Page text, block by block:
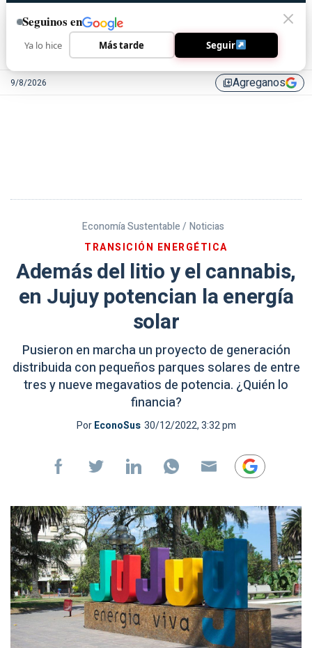
9/8/2026 library_addAgreganos
Economía Sustentable / Noticias
TRANSICIÓN ENERGÉTICA
Además del litio y el cannabis,
en Jujuy potencian la energía
solar
Pusieron en marcha un proyecto de generación
distribuida con pequeños parques solares de entre
tres y nueve megavatios de potencia. ¿Quién lo
financia?
PorEconoSus 30/12/2022, 3:32 pm
Seguinos en
Ya lo hice Más tarde Seguir